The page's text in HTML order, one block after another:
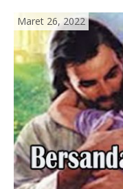
Maret 26, 2022